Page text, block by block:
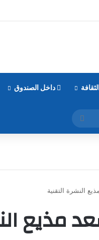
داخل الصندوق
بحث
عن
النشرة التقنية
مذيع